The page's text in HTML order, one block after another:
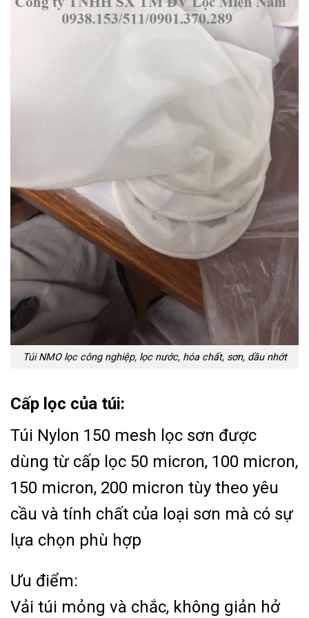
Túi NMO lọc công nghiệp, lọc nước, hóa chất, sơn, dầu nhớt
Cấp lọc của túi:
Túi Nylon 150 mesh lọc sơn được
dùng từ cấp lọc 50 micron, 100 micron,
150 micron, 200 micron tùy theo yêu
cầu và tính chất của loại sơn mà có sự
lựa chọn phù hợp
Ưu điểm:
Vải túi mỏng và chắc, không giản hở